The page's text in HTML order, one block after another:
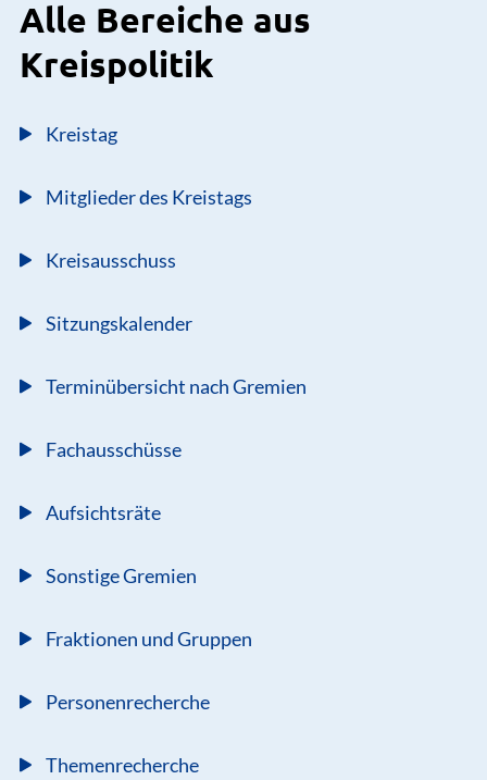
Alle Bereiche aus
Kreispolitik
Kreistag
Mitglieder des Kreistags
Kreisausschuss
Sitzungskalender
Terminübersicht nach Gremien
Fachausschüsse
Aufsichtsräte
Sonstige Gremien
Fraktionen und Gruppen
Personenrecherche
Themenrecherche